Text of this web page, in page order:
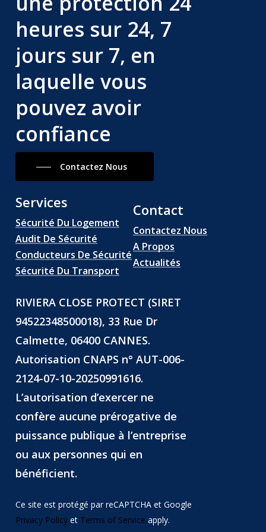
heures sur 24, 7
jours sur 7, en
laquelle vous
pouvez avoir
confiance
Contactez Nous
Services
Sécurité Du Logement
Audit De Sécurité
Conducteurs De Sécurité
Sécurité Du Transport
Contact
Contactez Nous
A Propos
Actualités
RIVIERA CLOSE PROTECT (SIRET
94522348500018), 33 Rue Dr
Calmette, 06400 CANNES.
Autorisation CNAPS n° AUT-006-
2124-07-10-20250991616.
L’autorisation d’exercer ne
confère aucune prérogative de
puissance publique à l’entreprise
ou aux personnes qui en
bénéficient.
Ce site est protégé par reCAPTCHA et Google
Privacy Policyet Terms of Service apply.